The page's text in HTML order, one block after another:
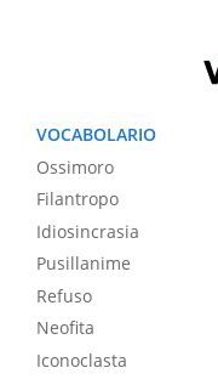
VOCABOLARIO
Ossimoro
Filantropo
Idiosincrasia
Pusillanime
Refuso
Neofita
Iconoclasta